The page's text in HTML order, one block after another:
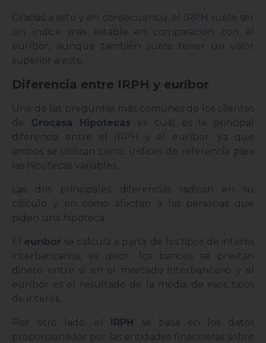
Gracias a esto y en consecuencia, el IRPH suele ser
un índice más estable en comparación con el
euríbor, aunque también suele tener un valor
superior a este.
Diferencia entre IRPH y euríbor
Una de las preguntas más comunes de los clientes
de Grocasa Hipotecas es cuál es la principal
diferencia entre el IRPH y el euríbor, ya que
ambos se utilizan como índices de referencia para
las hipotecas variables.
Las dos principales diferencias radican en su
cálculo y en cómo afectan a las personas que
piden una hipoteca.
El euríbor se calcula a partir de los tipos de interés
interbancarios, es decir, los bancos se prestan
dinero entre sí en el mercado interbancario y el
euríbor es el resultado de la media de esos tipos
de interés.
Por otro lado, el IRPH se basa en los datos
proporcionados por las entidades financieras sobre